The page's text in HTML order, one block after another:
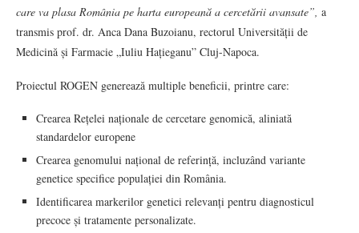
care va plasa România pe harta europeană a cercetării avansate”, a
transmis prof. dr. Anca Dana Buzoianu, rectorul Universității de
Medicină și Farmacie „Iuliu Hațieganu” Cluj-Napoca.
Proiectul ROGEN generează multiple beneficii, printre care:
Crearea Rețelei naționale de cercetare genomică, aliniată
standardelor europene
Crearea genomului național de referință, incluzând variante
genetice specifice populației din România.
Identificarea markerilor genetici relevanți pentru diagnosticul
precoce și tratamente personalizate.